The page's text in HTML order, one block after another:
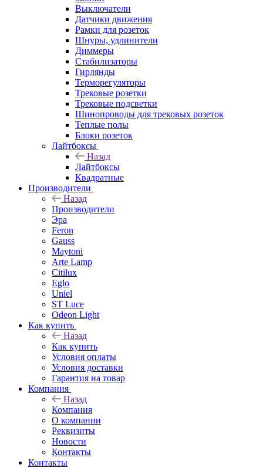
Выключатели
Датчики движения
Рамки для розеток
Шнуры, удлинители
Диммеры
Стабилизаторы
Гирлянды
Терморегуляторы
Трековые розетки
Трековые подсветки
Шинопроводы для трековых розеток
Теплые полы
Блоки розеток
Лайтбоксы
Назад
Лайтбоксы
Квадратные
Производители
Назад
Производители
Эра
Feron
Gauss
Maytoni
Arte Lamp
Citilux
Eglo
Uniel
ST Luce
Odeon Light
Как купить
Назад
Как купить
Условия оплаты
Условия доставки
Гарантия на товар
Компания
Назад
Компания
О компании
Реквизиты
Новости
Контакты
Контакты